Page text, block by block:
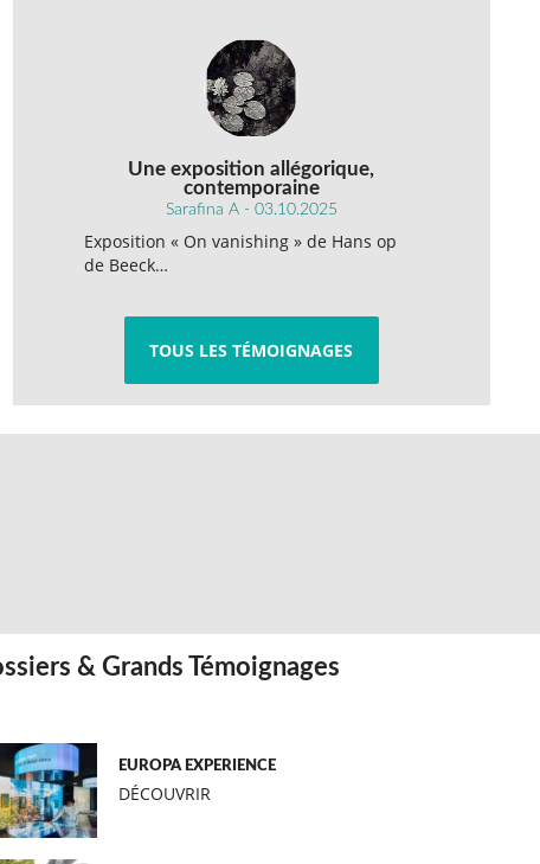
Une exposition allégorique,
contemporaine
Sarafina A - 03.10.2025
Exposition « On vanishing » de Hans op
de Beeck…
TOUS LES TÉMOIGNAGES
& Grands Témoignages
EUROPA EXPERIENCE
DÉCOUVRIR